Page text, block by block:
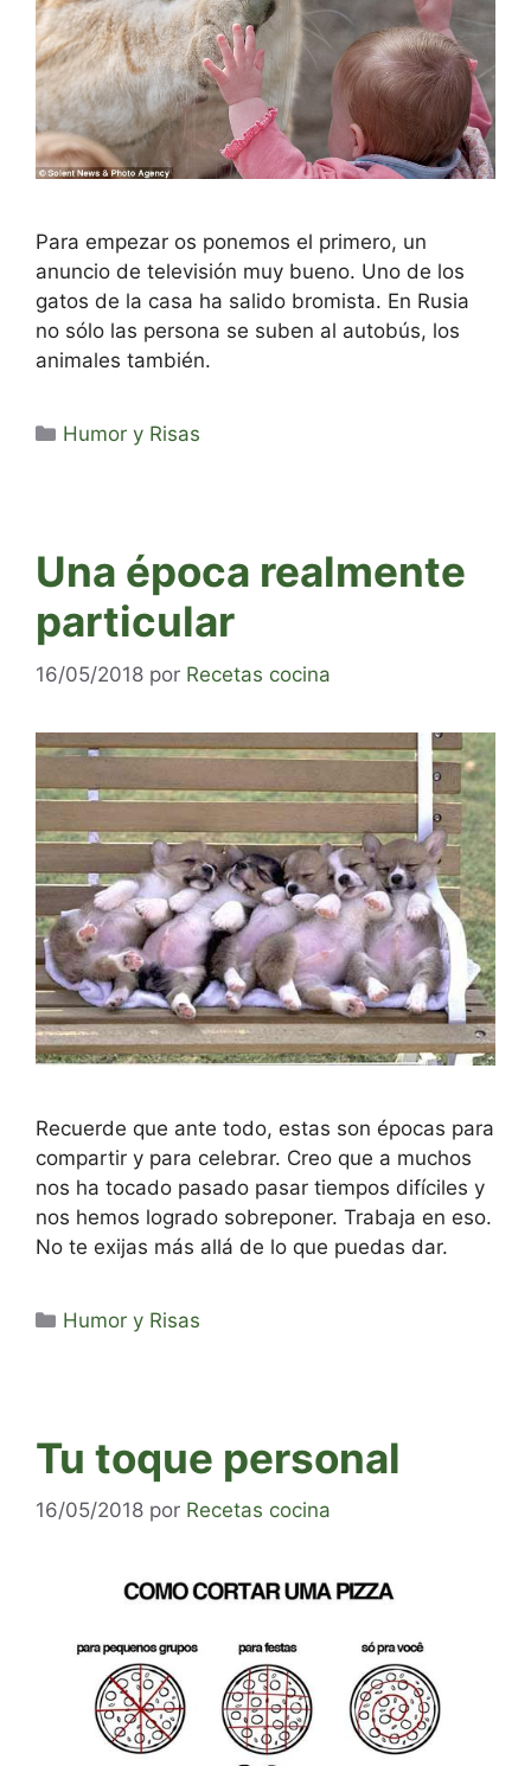
Para empezar os ponemos el primero, un
anuncio de televisión muy bueno. Uno de los
gatos de la casa ha salido bromista. En Rusia
no sólo las persona se suben al autobús, los
animales también.
Categorías
Humor y Risas
Una época realmente
particular
16/05/2018 por Recetas cocina
Recuerde que ante todo, estas son épocas para
compartir y para celebrar. Creo que a muchos
nos ha tocado pasado pasar tiempos difíciles y
nos hemos logrado sobreponer. Trabaja en eso.
No te exijas más allá de lo que puedas dar.
Categorías
Humor y Risas
Tu toque personal
16/05/2018 por Recetas cocina